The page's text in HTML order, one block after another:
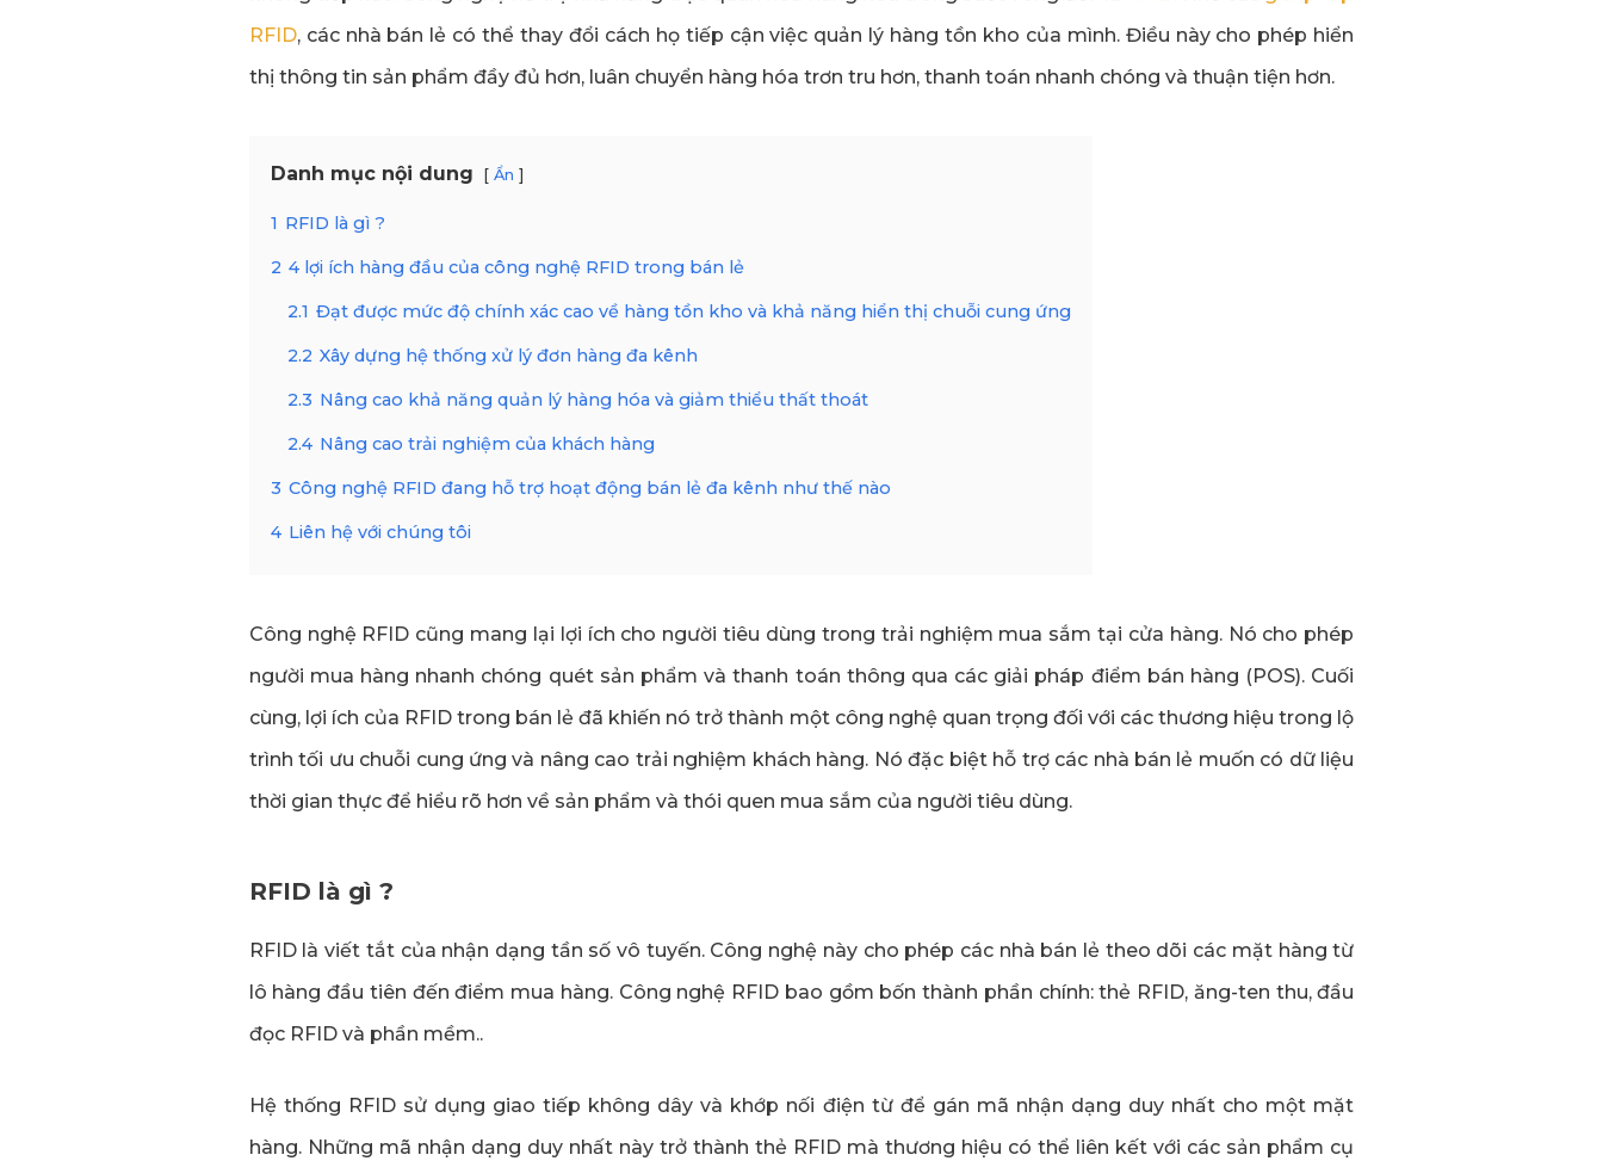
RFID, các nhà bán lẻ có thể thay đổi cách họ tiếp cận việc quản lý hàng tồn kho của mình. Điều này cho phép hiển
thị thông tin sản phẩm đầy đủ hơn, luân chuyển hàng hóa trơn tru hơn, thanh toán nhanh chóng và thuận tiện hơn.
Danh mục nội dung Ẩn
1 RFID là gì ?
2 4 lợi ích hàng đầu của công nghệ RFID trong bán lẻ
2.1 Đạt được mức độ chính xác cao về hàng tồn kho và khả năng hiển thị chuỗi cung ứng
2.2 Xây dựng hệ thống xử lý đơn hàng đa kênh
2.3 Nâng cao khả năng quản lý hàng hóa và giảm thiểu thất thoát
2.4 Nâng cao trải nghiệm của khách hàng
3 Công nghệ RFID đang hỗ trợ hoạt động bán lẻ đa kênh như thế nào
4 Liên hệ với chúng tôi
Công nghệ RFID cũng mang lại lợi ích cho người tiêu dùng trong trải nghiệm mua sắm tại cửa hàng. Nó cho phép
người mua hàng nhanh chóng quét sản phẩm và thanh toán thông qua các giải pháp điểm bán hàng (POS). Cuối
cùng, lợi ích của RFID trong bán lẻ đã khiến nó trở thành một công nghệ quan trọng đối với các thương hiệu trong lộ
trình tối ưu chuỗi cung ứng và nâng cao trải nghiệm khách hàng. Nó đặc biệt hỗ trợ các nhà bán lẻ muốn có dữ liệu
thời gian thực để hiểu rõ hơn về sản phẩm và thói quen mua sắm của người tiêu dùng.
RFID là gì ?
RFID là viết tắt của nhận dạng tần số vô tuyến. Công nghệ này cho phép các nhà bán lẻ theo dõi các mặt hàng từ
lô hàng đầu tiên đến điểm mua hàng. Công nghệ RFID bao gồm bốn thành phần chính: thẻ RFID, ăng-ten thu, đầu
đọc RFID và phần mềm..
Hệ thống RFID sử dụng giao tiếp không dây và khớp nối điện từ để gán mã nhận dạng duy nhất cho một mặt
hàng. Những mã nhận dạng duy nhất này trở thành thẻ RFID mà thương hiệu có thể liên kết với các sản phẩm cụ